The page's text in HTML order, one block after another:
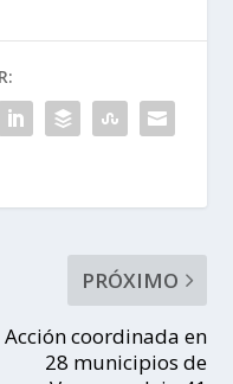
PRÓXIMO
Acción coordinada en
28 municipios de